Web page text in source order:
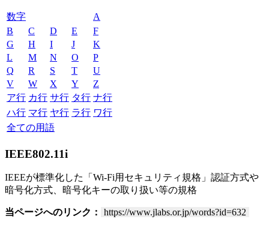
数字
A
B
C D E
F
G
H I J
K
L
M N O
P
Q
R S T
U
V
W X Y
Z
ア行 カ行 サ行 タ行 ナ行
ハ行 マ行 ヤ行 ラ行 ワ行
全ての用語
IEEE802.11i
IEEEが標準化した「Wi-Fi用セキュリティ規格」認証方式や
暗号化方式、暗号化キーの取り扱い等の規格
当ページへのリンク： https://www.jlabs.or.jp/words?id=632